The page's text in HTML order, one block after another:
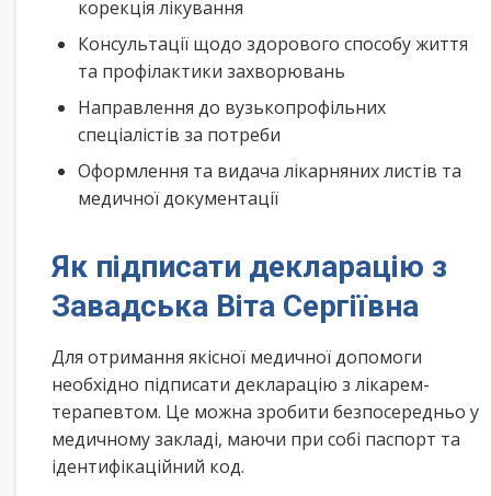
корекція лікування
Консультації щодо здорового способу життя
та профілактики захворювань
Направлення до вузькопрофільних
спеціалістів за потреби
Оформлення та видача лікарняних листів та
медичної документації
Як підписати декларацію з
Завадська Віта Сергіївна
Для отримання якісної медичної допомоги
необхідно підписати декларацію з лікарем-
терапевтом. Це можна зробити безпосередньо у
медичному закладі, маючи при собі паспорт та
ідентифікаційний код.